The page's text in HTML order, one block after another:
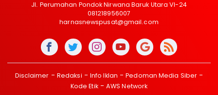
Jl. Perumahan Pondok Nirwana Baruk Utara VI-24
081218956007
harnasnewspusat@gmail.com
Disclaimer Redaksi Info Iklan
Pedoman Media Siber
Kode Etik
AWS Network